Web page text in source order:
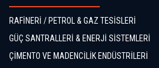
RAFİNERİ / PETROL & GAZ TESİSLERİ
GÜÇ SANTRALLERİ & ENERJİ SİSTEMLERİ
ÇİMENTO VE MADENCİLİK ENDÜSTRİLERİ